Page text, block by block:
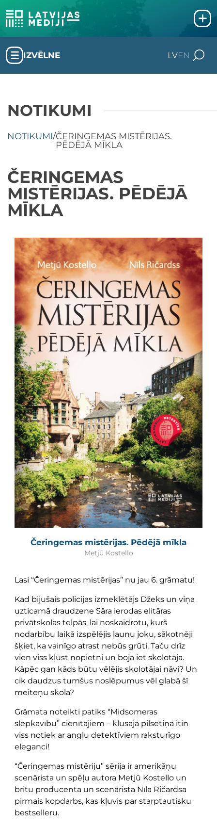
IZVĒLNE LVEN
NOTIKUMI
NOTIKUMI/ČERINGEMAS MISTĒRIJAS.
PĒDĒJĀ MĪKLA
ČERINGEMAS
MISTĒRIJAS. PĒDĒJĀ
MĪKLA
Čeringemas mistērijas. Pēdējā mīkla
Metjū Kostello
Lasi “Čeringemas mistērijas” nu jau 6. grāmatu!
Kad bijušais policijas izmeklētājs Džeks un viņa
uzticamā draudzene Sāra ierodas elitāras
privātskolas telpās, lai noskaidrotu, kurš
nodarbību laikā izspēlējis ļaunu joku, sākotnēji
šķiet, ka vainīgo atrast nebūs grūti. Taču drīz
vien viss kļūst nopietni un bojā iet skolotāja.
Kāpēc gan kāds būtu vēlējis skolotājai nāvi? Un
cik daudzus tumšus noslēpumus vēl glabā šī
meiteņu skola?
Grāmata noteikti patiks “Midsomeras
slepkavību” cienītājiem – klusajā pilsētiņā itin
viss notiek ar angļu detektīviem raksturīgo
eleganci!
“Čeringemas mistēriju” sērija ir amerikāņu
scenārista un spēļu autora Metjū Kostello un
britu producenta un scenārista Nīla Ričardsa
pirmais kopdarbs, kas kļuvis par starptautisku
bestselleru.